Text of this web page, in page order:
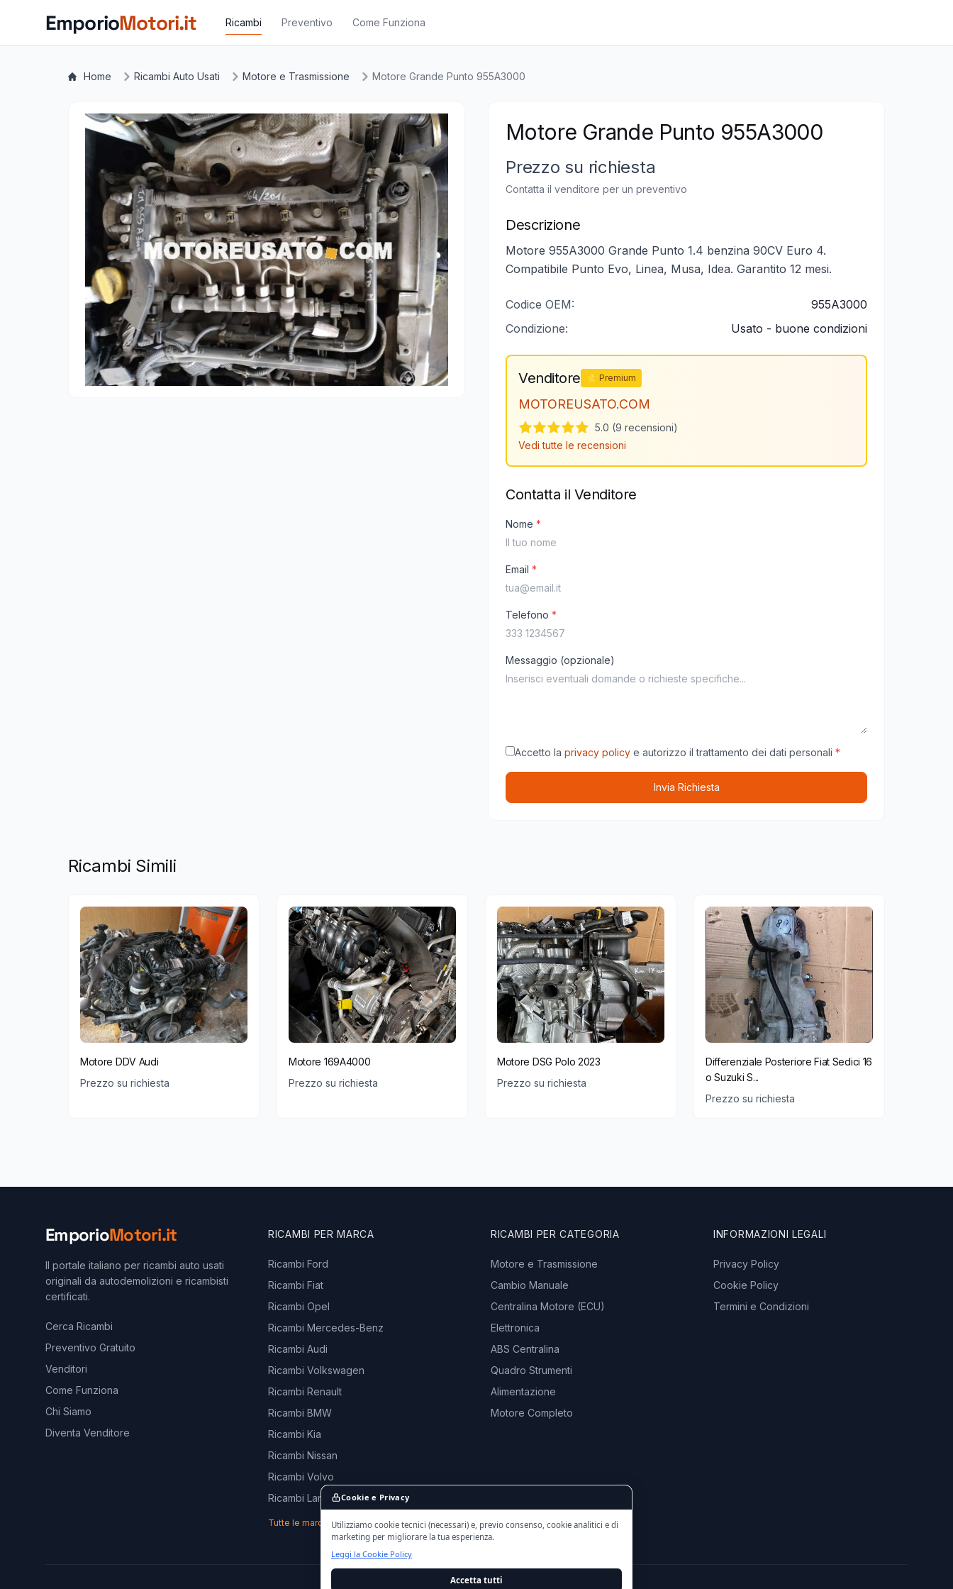
EmporioMotori.it Ricambi Preventivo Come Funziona
Home Ricambi Auto Usati Motore e Trasmissione Motore Grande Punto 955A3000
Motore Grande Punto 955A3000
Prezzo su richiesta
Contatta il venditore per un preventivo
Descrizione
Motore 955A3000 Grande Punto 1.4 benzina 90CV Euro 4.
Compatibile Punto Evo, Linea, Musa, Idea. Garantito 12 mesi.
Codice OEM:
955A3000
Condizione:
Usato - buone condizioni
Venditore ⭐ Premium
MOTOREUSATO.COM
5.0 (9 recensioni)
Vedi tutte le recensioni
Contatta il Venditore
Nome *
Email *
Telefono *
Messaggio (opzionale)
Accetto la privacy policy e autorizzo il trattamento dei dati personali *
Invia Richiesta
Ricambi Simili
Motore DDV Audi
Prezzo su richiesta
Motore 169A4000
Prezzo su richiesta
Motore DSG Polo 2023
Prezzo su richiesta
Differenziale Posteriore Fiat Sedici 16
o Suzuki S...
Prezzo su richiesta
EmporioMotori.it
Il portale italiano per ricambi auto usati
originali da autodemolizioni e ricambisti
certificati.
Cerca Ricambi
Preventivo Gratuito
Venditori
Come Funziona
Chi Siamo
Diventa Venditore
RICAMBI PER MARCA
Ricambi Ford
Ricambi Fiat
Ricambi Opel
Ricambi Mercedes-Benz
Ricambi Audi
Ricambi Volkswagen
Ricambi Renault
Ricambi BMW
Ricambi Kia
Ricambi Nissan
Ricambi Volvo
Ricambi Land Rover
Tutte le marche →
RICAMBI PER CATEGORIA
Motore e Trasmissione
Cambio Manuale
Centralina Motore (ECU)
Elettronica
ABS Centralina
Quadro Strumenti
Alimentazione
Motore Completo
INFORMAZIONI LEGALI
Privacy Policy
Cookie Policy
Termini e Condizioni
Cookie e Privacy
Utilizziamo cookie tecnici (necessari) e, previo consenso, cookie analitici e di
marketing per migliorare la tua esperienza.
Leggi la Cookie Policy
Accetta tutti